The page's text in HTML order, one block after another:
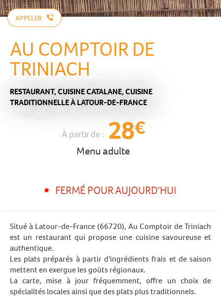
APPELER
AU COMPTOIR DE
TRINIACH
RESTAURANT,CUISINE CATALANE,CUISINE
TRADITIONNELLEÀ LATOUR-DE-FRANCE
À partir de : 28€
Menu adulte
FERMÉ POUR AUJOURD'HUI
Situé à Latour-de-France (66720), Au Comptoir de Triniach
est un restaurant qui propose une cuisine savoureuse et
authentique.
Les plats préparés à partir d'ingrédients frais et de saison
mettent en exergue les goûts régionaux.
La carte, mise à jour fréquemment, offre un choix de
spécialités locales ainsi que des plats plus traditionnels.